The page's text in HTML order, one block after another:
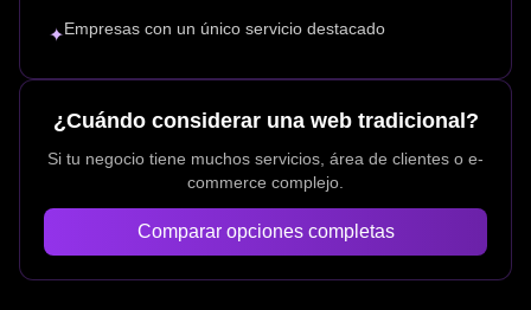
✦Empresas con un único servicio destacado
¿Cuándo considerar una web tradicional?
Si tu negocio tiene muchos servicios, área de clientes o e-
commerce complejo.
Comparar opciones completas